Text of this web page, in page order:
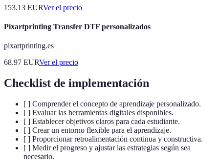
153.13 EURVer el precio
Pixartprinting Transfer DTF personalizados
pixartprinting.es
68.97 EURVer el precio
Checklist de implementación
[ ] Comprender el concepto de aprendizaje personalizado.
[ ] Evaluar las herramientas digitales disponibles.
[ ] Establecer objetivos claros para cada estudiante.
[ ] Crear un entorno flexible para el aprendizaje.
[ ] Proporcionar retroalimentación continua y constructiva.
[ ] Medir el progreso y ajustar las estrategias según sea
necesario.